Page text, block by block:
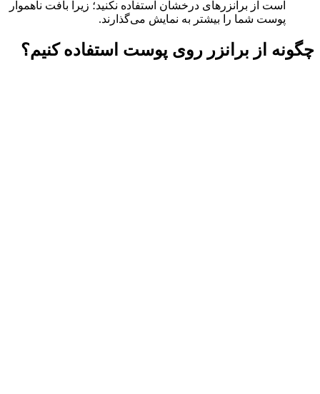
است از برانزرهای درخشان استفاده نکنید؛ زیرا بافت ناهموار
پوست شما را بیشتر به نمایش می‌گذارند.
چگونه از برانزر روی پوست استفاده کنیم؟